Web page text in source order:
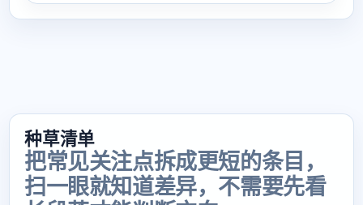
种草清单
把常见关注点拆成更短的条目，
扫一眼就知道差异，不需要先看